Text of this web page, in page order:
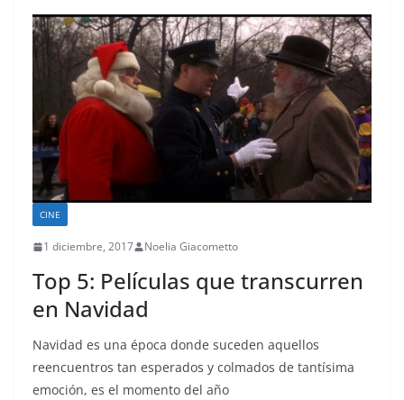
CINE
1 diciembre, 2017 Noelia Giacometto
Top 5: Películas que transcurren
en Navidad
Navidad es una época donde suceden aquellos
reencuentros tan esperados y colmados de tantísima
emoción, es el momento del año